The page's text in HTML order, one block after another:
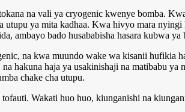
na vali ya cryogenic kwenye bomba.
ya mita kadhaa. Kwa hivyo mara
ambayo bado husababisha hasara kubwa ya
na kwa muundo wake wa kisanii hufikia
hakuna haja ya usakinishaji na matibabu
chake cha utupu.
Wakati huo huo, kiunganishi na